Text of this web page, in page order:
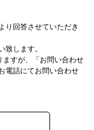
り回答させていただき
します。
ますが、「お問い合わせ
電話にてお問い合わせ